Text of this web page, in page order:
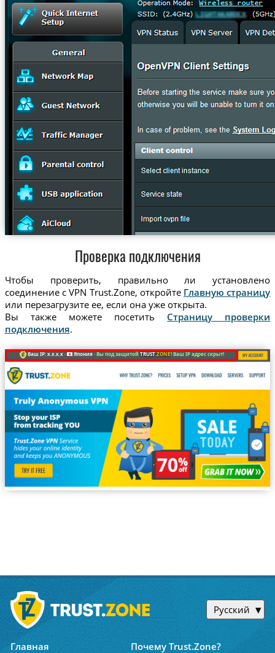
Проверка подключения
Чтобы проверить, правильно ли установлено
соединение с VPN Trust.Zone, откройте Главную страницу
или перезагрузите ее, если она уже открыта.
Вы также можете посетить Страницу проверки
подключения.
Ваш IP: x.x.x.x · Япония ·Вы под защитойTRUST.ZONE! Ваш IP адрес скрыт!
Русский
Главная
Почему Trust.Zone?